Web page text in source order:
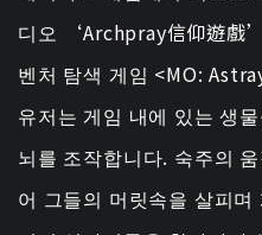
디오 ‘Archpray信仰遊戲
벤처 탐색 게임 <MO:
유저는 게임 내에 있는 생
뇌를 조작합니다. 숙주의
어 그들의 머릿속을 살피